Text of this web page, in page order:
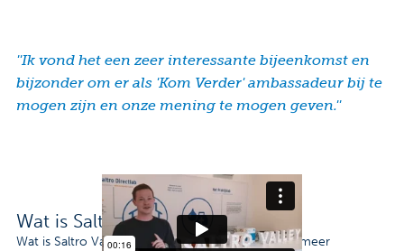
Praktische informatie
Trombosedienst
''Ik vond het een zeer interessante bijeenkomst en
bijzonder om er als 'Kom Verder' ambassadeur bij te
mogen zijn en onze mening te mogen geven.''
Wat is Saltro Valley?
Wat is Saltro Valley? Bekijk het filmpje of ga voor meer